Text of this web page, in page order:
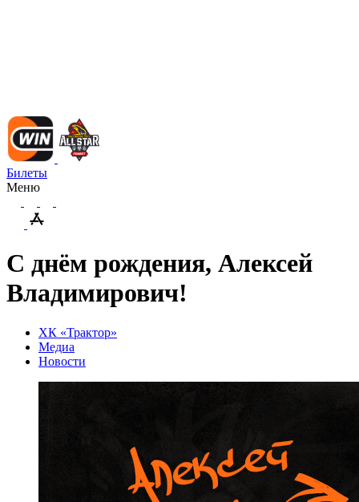
Билеты
Меню
С днём рождения, Алексей
Владимирович!
ХК «Трактор»
Медиа
Новости